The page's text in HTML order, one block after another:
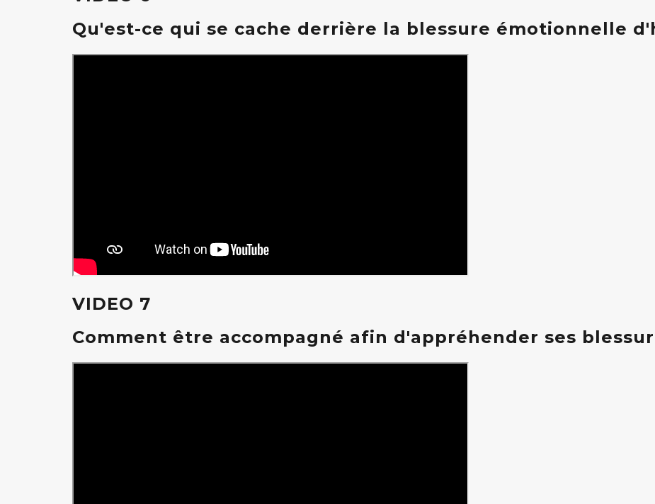
Qu'est-ce qui se cache derrière la blessure émotionnelle
VIDEO 7
Comment être accompagné afin d'appréhender ses